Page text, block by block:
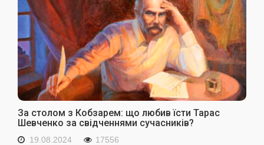
За столом з Кобзарем: що любив їсти Тарас
Шевченко за свідченнями сучасників?
19.08.2024 17556